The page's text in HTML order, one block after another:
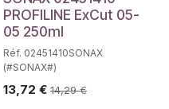
PROFILINE ExCut 05-
05 250ml
Réf. 02451410SONAX
(#SONAX#)
13,72 € 14,29€